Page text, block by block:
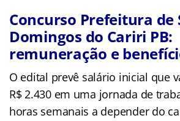
Concurso Prefeitura de
Domingos do Cariri PB:
remuneração e
O edital prevê salário inicial que
R$ 2.430 em uma jornada de
horas semanais a depender do